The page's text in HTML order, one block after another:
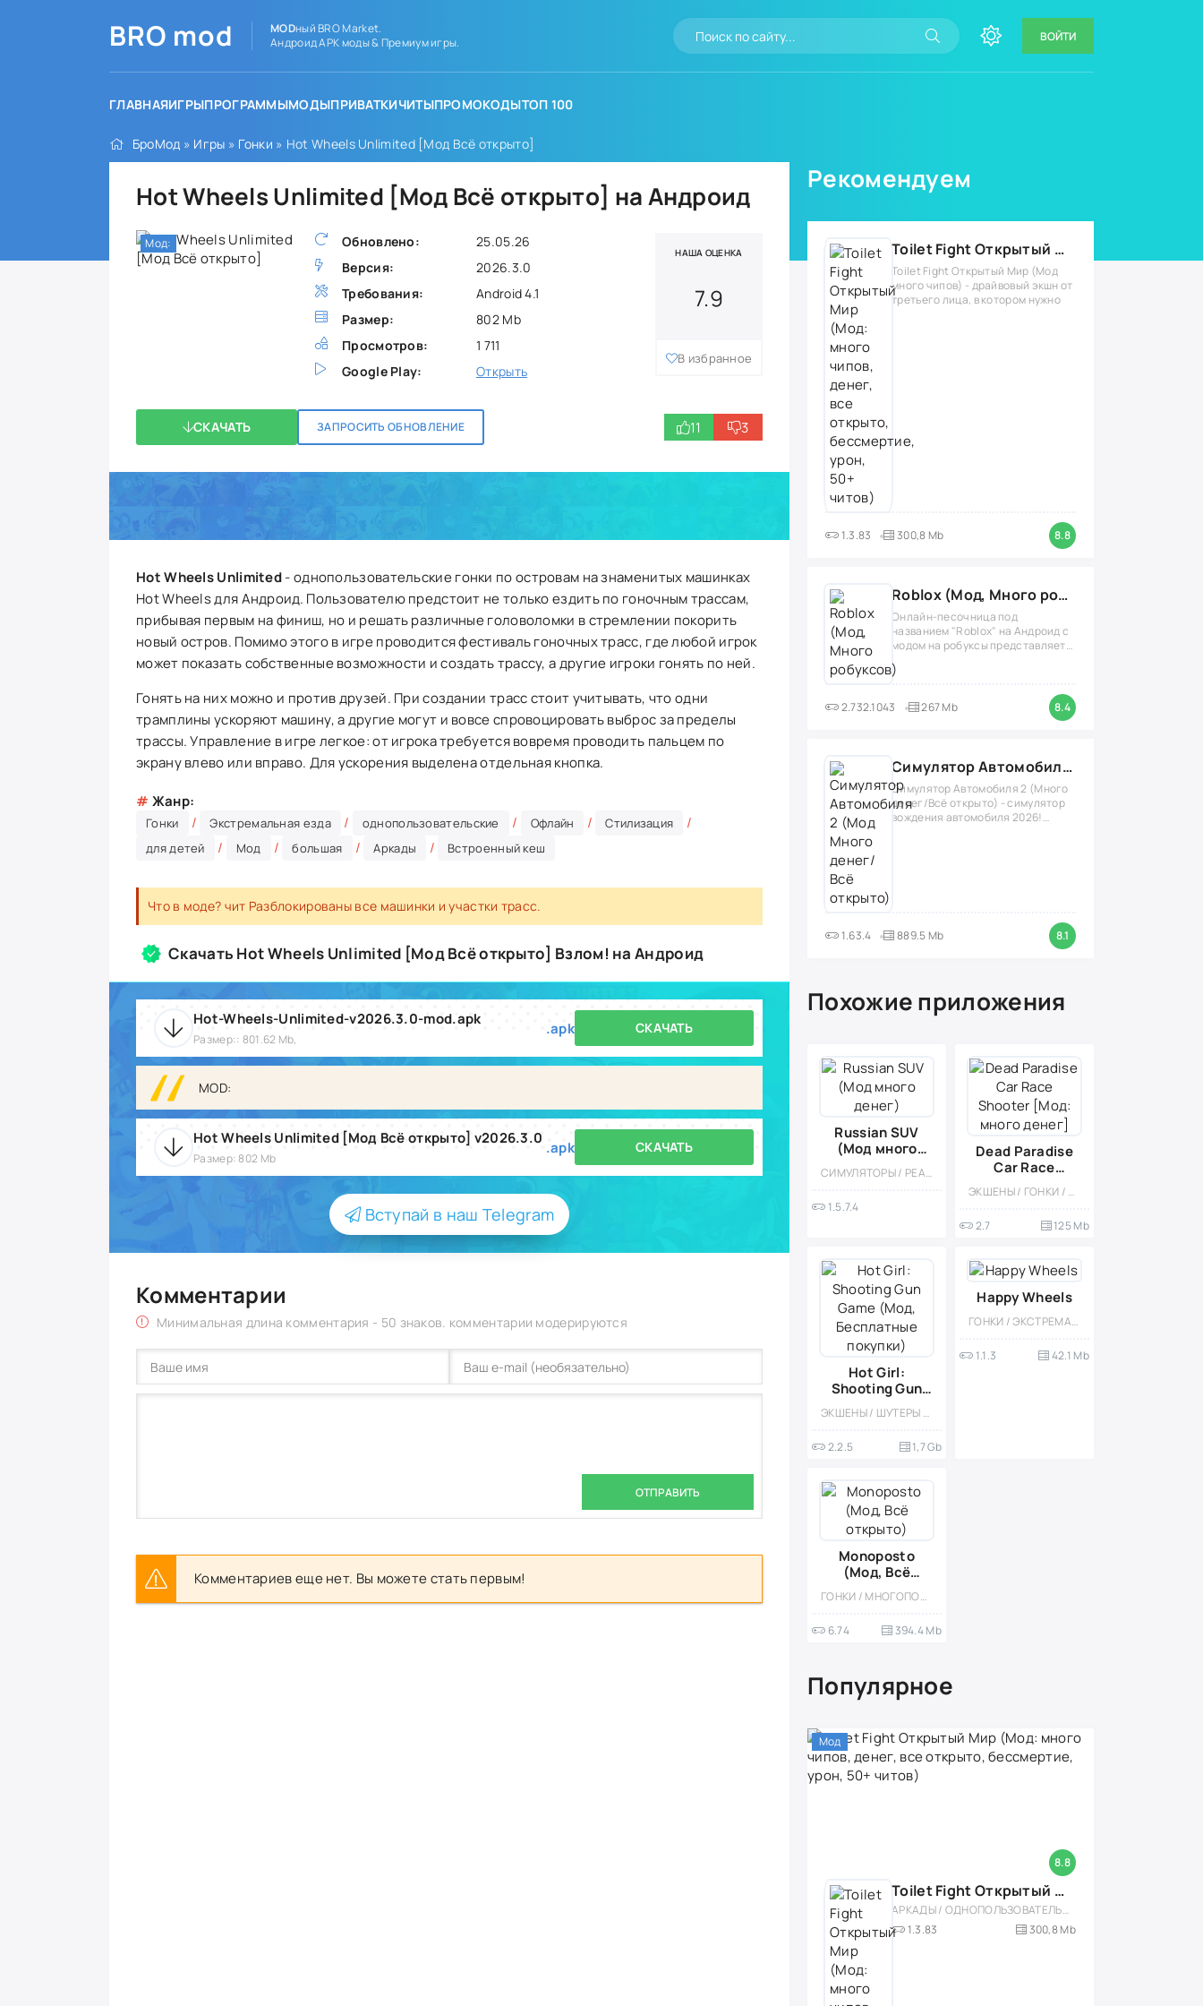
BRO mod MODный BRO Market.
Андроид APK моды & Премиум игры.
ВОЙТИ
ГЛАВНАЯИГРЫПРОГРАММЫМОДЫПРИВАТКИЧИТЫПРОМОКОДЫТОП 100
БроМод » Игры » Гонки » Hot Wheels Unlimited [Мод Всё открыто]
Hot Wheels Unlimited [Мод Всё открыто] на Андроид
Обновлено:
25.05.26
Версия:
2026.3.0
Требования:
Android 4.1
Размер:
802 Mb
Просмотров:
1 711
Google Play:
Открыть
НАША ОЦЕНКА
7.9
В избранное
СКАЧАТЬ ЗАПРОСИТЬ ОБНОВЛЕНИЕ 11 3
Мод:
Hot Wheels Unlimited- однопользовательские гонки по островам на знаменитых машинках
Hot Wheels для Андроид. Пользователю предстоит не только ездить по гоночным трассам,
прибывая первым на финиш, но и решать различные головоломки в стремлении покорить
новый остров. Помимо этого в игре проводится фестиваль гоночных трасс, где любой игрок
может показать собственные возможности и создать трассу, а другие игроки гонять по ней.
Гонять на них можно и против друзей. При создании трасс стоит учитывать, что одни
трамплины ускоряют машину, а другие могут и вовсе спровоцировать выброс за пределы
трассы. Управление в игре легкое: от игрока требуется вовремя проводить пальцем по
экрану влево или вправо. Для ускорения выделена отдельная кнопка.
# Жанр:
Гонки / Экстремальная езда / однопользовательские / Офлайн / Стилизация /
для детей / Мод / большая / Аркады / Встроенный кеш
Что в моде? чит Разблокированы все машинки и участки трасс.
Скачать Hot Wheels Unlimited [Мод Всё открыто] Взлом! на Андроид
Hot-Wheels-Unlimited-v2026.3.0-mod.apk
Размер:: 801.62 Mb,
.apk СКАЧАТЬ
MOD:
Hot Wheels Unlimited [Мод Всё открыто] v2026.3.0
Размер: 802 Mb
.apk СКАЧАТЬ
Вступай в наш Telegram
Комментарии
Минимальная длина комментария - 50 знаков. комментарии модерируются
ОТПРАВИТЬ
Комментариев еще нет. Вы можете стать первым!
Рекомендуем
Toilet Fight Открытый Мир (Мод: много чипов, денег, все открыто, бессмертие, урон, 50+ читов)
Toilet Fight Открытый Мир (Мод
много чипов) - драйвовый экшн от
третьего лица, в котором нужно
1.3.83 300,8 Mb 8.8
Roblox (Мод, Много робуксов)
Онлайн-песочница под
названием "Roblox" на Андроид с
модом на робуксы представляет
собой
2.732.1043 267 Mb 8.4
Симулятор Автомобиля 2 (Мод Много денег/Всё открыто)
Симулятор Автомобиля 2 (Много
денег/Всё открыто) - симулятор
вождения автомобиля 2026!
1.63.4 889.5 Mb 8.1
Похожие приложения
Russian SUV
(Мод много
денег)
СИМУЛЯТОРЫ / РЕАЛИЗМ / МОД / ОТКРЫТЫЙ МИР / КАЗУАЛЬНЫЕ / ОДНОПОЛЬЗОВАТЕЛЬСКИЕ / СТИЛИЗАЦИЯ / ОФЛАЙН / ВСТРОЕННЫЙ КЕШ / ЭКСТРЕМАЛЬНАЯ ЕЗДА / МАЛЕНЬКАЯ
1.5.7.4
Dead Paradise
Car Race
Shooter [Мод:
много денег]ЭКШЕНЫ / ГОНКИ / ВИД СБОКУ / СИМУЛЯТОРЫ / ШУТЕРЫ / ГОНОЧНЫЙ ШУТЕР / КАЗУАЛЬНЫЕ / ОДНОПОЛЬЗОВАТЕЛЬСКИЕ / СТИЛИЗАЦИЯ / ОФЛАЙН / 3D / ВСТРОЕННЫЙ КЕШ / МОД / ЭКСТРЕМАЛЬНАЯ ЕЗДА
2.7 125 Mb
Hot Girl:
Shooting Gun
Game (Мод,
Бесплатные ЭКШЕНЫ / ШУТЕРЫ / ЗОМБИ / ОДНОПОЛЬЗОВАТЕЛЬСКИЕ / СТИЛИЗАЦИЯ / МОД / ВЫЖИВАНИЕ / АПОКАЛИПСИС / 3D / БОЛЬШАЯ / МНОГОПОЛЬЗОВАТЕЛЬСКАЯ
2.2.5 1,7 Gb
Happy Wheels
ГОНКИ / ЭКСТРЕМАЛЬНАЯ ЕЗДА / КАЗУАЛЬНЫЕ / ОДНОПОЛЬЗОВАТЕЛЬСКИЕ / СТИЛИЗАЦИЯ / ОФЛАЙН / МОД / ВЕСЁЛАЯ / МАЛЕНЬКАЯ
1.1.3 42.1 Mb
Monoposto
(Мод, Всё
открыто)
ГОНКИ / МНОГОПОЛЬЗОВАТЕЛЬСКАЯ / СТИЛИЗАЦИЯ / СОРЕВНОВАТЕЛЬНАЯ / ОДНОПОЛЬЗОВАТЕЛЬСКИЕ / ОФЛАЙН / МОД / ВСТРОЕННЫЙ КЕШ / 3D
6.74 394.4 Mb
Популярное
8.8
Мод
Toilet Fight Открытый Мир (Мод: много чипов, денег, все открыто, бессмертие, урон, 50+ читов)
АРКАДЫ / ОДНОПОЛЬЗОВАТЕЛЬСКИЕ / ОФЛАЙН / МОД / РОЛЕВЫЕ / ШУТЕРЫ / ОТКРЫТЫЙ МИР / ВСТРОЕННЫЙ КЕШ / 3D / ЭКШЕНЫ / ТУАЛЕТНЫЕ ВОЙНЫ / ДЛЯ ДЕТЕЙ
1.3.83
300,8 Mb